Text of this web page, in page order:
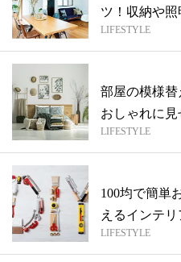
ツ！収納や
空間
LIFESTYLE
部屋の模様替
おしゃれに
紹介
LIFESTYLE
100均で簡単
えるインテ
LIFESTYLE